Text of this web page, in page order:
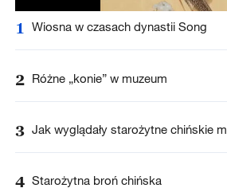
1 Wiosna w czasach dynastii Song
2 Różne „konie” w muzeum
3 Jak wyglądały starożytne chińskie
4 Starożytna broń chińska